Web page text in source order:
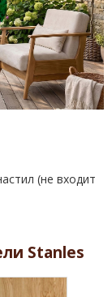
(не входит
Stanles